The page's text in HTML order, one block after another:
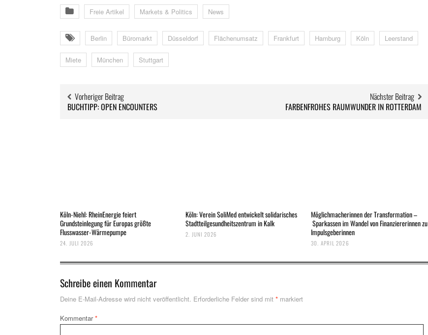
Freie Artikel Markets & Politics News
Berlin Büromarkt Düsseldorf Flächenumsatz Frankfurt Hamburg Köln Leerstand
Miete München Stuttgart
Vorheriger Beitrag
BUCHTIPP: OPEN ENCOUNTERS
Nächster Beitrag
FARBENFROHES RAUMWUNDER IN ROTTERDAM
Köln-Niehl: RheinEnergie feiert
Grundsteinlegung für Europas größte
Flusswasser-Wärmepumpe
24. JULI 2026
Köln: Verein SoliMed entwickelt solidarisches
Stadtteilgesundheitszentrum in Kalk
2. JUNI 2026
Möglichmacherinnen der Transformation –
Sparkassen im Wandel von Finanziererinnen zu
Impulsgeberinnen
30. APRIL 2026
Schreibe einen Kommentar
Deine E-Mail-Adresse wird nicht veröffentlicht. Erforderliche Felder sind mit * markiert
Kommentar*